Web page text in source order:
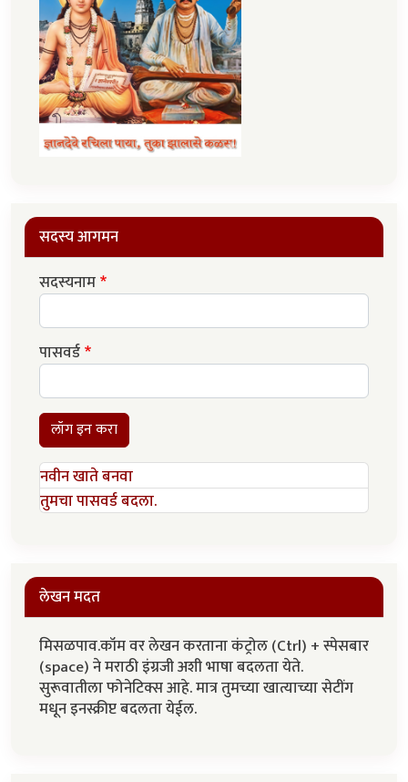
सदस्य आगमन
सदस्यनाम
पासवर्ड
लॉग इन करा
नवीन खाते बनवा
तुमचा पासवर्ड बदला.
लेखन मदत
मिसळपाव.कॉम वर लेखन करताना कंट्रोल (Ctrl) + स्पेसबार
(space) ने मराठी इंग्रजी अशी भाषा बदलता येते.
सुरूवातीला फोनेटिक्स आहे. मात्र तुमच्या खात्याच्या सेटींग
मधून इनस्क्रीप्ट बदलता येईल.